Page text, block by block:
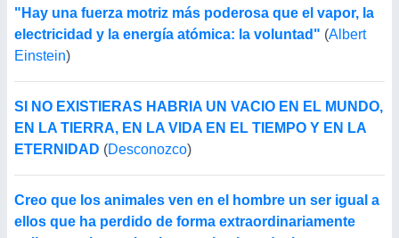
"Hay una fuerza motriz más poderosa que el vapor, la
electricidad y la energía atómica: la voluntad" (Albert
Einstein)
SI NO EXISTIERAS HABRIA UN VACIO EN EL MUNDO,
EN LA TIERRA, EN LA VIDA EN EL TIEMPO Y EN LA
ETERNIDAD (Desconozco)
Creo que los animales ven en el hombre un ser igual a
ellos que ha perdido de forma extraordinariamente